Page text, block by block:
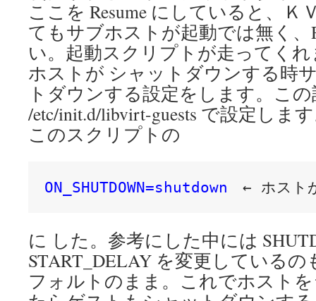
ここを Resume にしていると、Ｋ
てもサブホストが起動では無く、
い。起動スクリプトが走ってく
ホストが シャットダウンする時
トダウンする設定をします。こ
/etc/init.d/libvirt-guests で設定しま
このスクリプトの
ON_SHUTDOWN=shutdown ← ホスト
に した。参考にした中には
START_DELAY を変更している
フォルトのまま。これでホスト